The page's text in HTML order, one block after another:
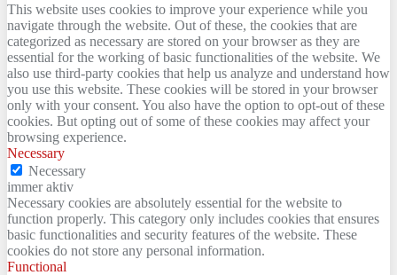
This website uses cookies to improve your experience while you
navigate through the website. Out of these, the cookies that are
categorized as necessary are stored on your browser as they are
essential for the working of basic functionalities of the website. We
also use third-party cookies that help us analyze and understand how
you use this website. These cookies will be stored in your browser
only with your consent. You also have the option to opt-out of these
cookies. But opting out of some of these cookies may affect your
browsing experience.
Necessary
Necessary
immer aktiv
Necessary cookies are absolutely essential for the website to
function properly. This category only includes cookies that ensures
basic functionalities and security features of the website. These
cookies do not store any personal information.
Functional